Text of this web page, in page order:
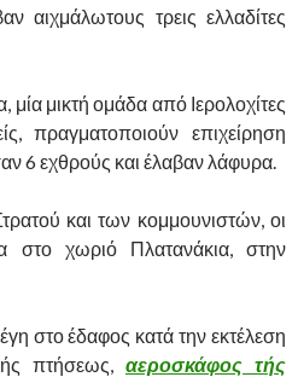
αιχμάλωτους τρεις ελλαδίτες
μία μικτή ομάδα από Ιερολοχίτες
πραγματοποιούν επιχείρηση
6 εχθρούς και έλαβαν λάφυρα.
και των κομμουνιστών, οι
στο χωριό Πλατανάκια, στην
στο έδαφος κατά την εκτέλεση
πτήσεως, αεροσκάφος τής